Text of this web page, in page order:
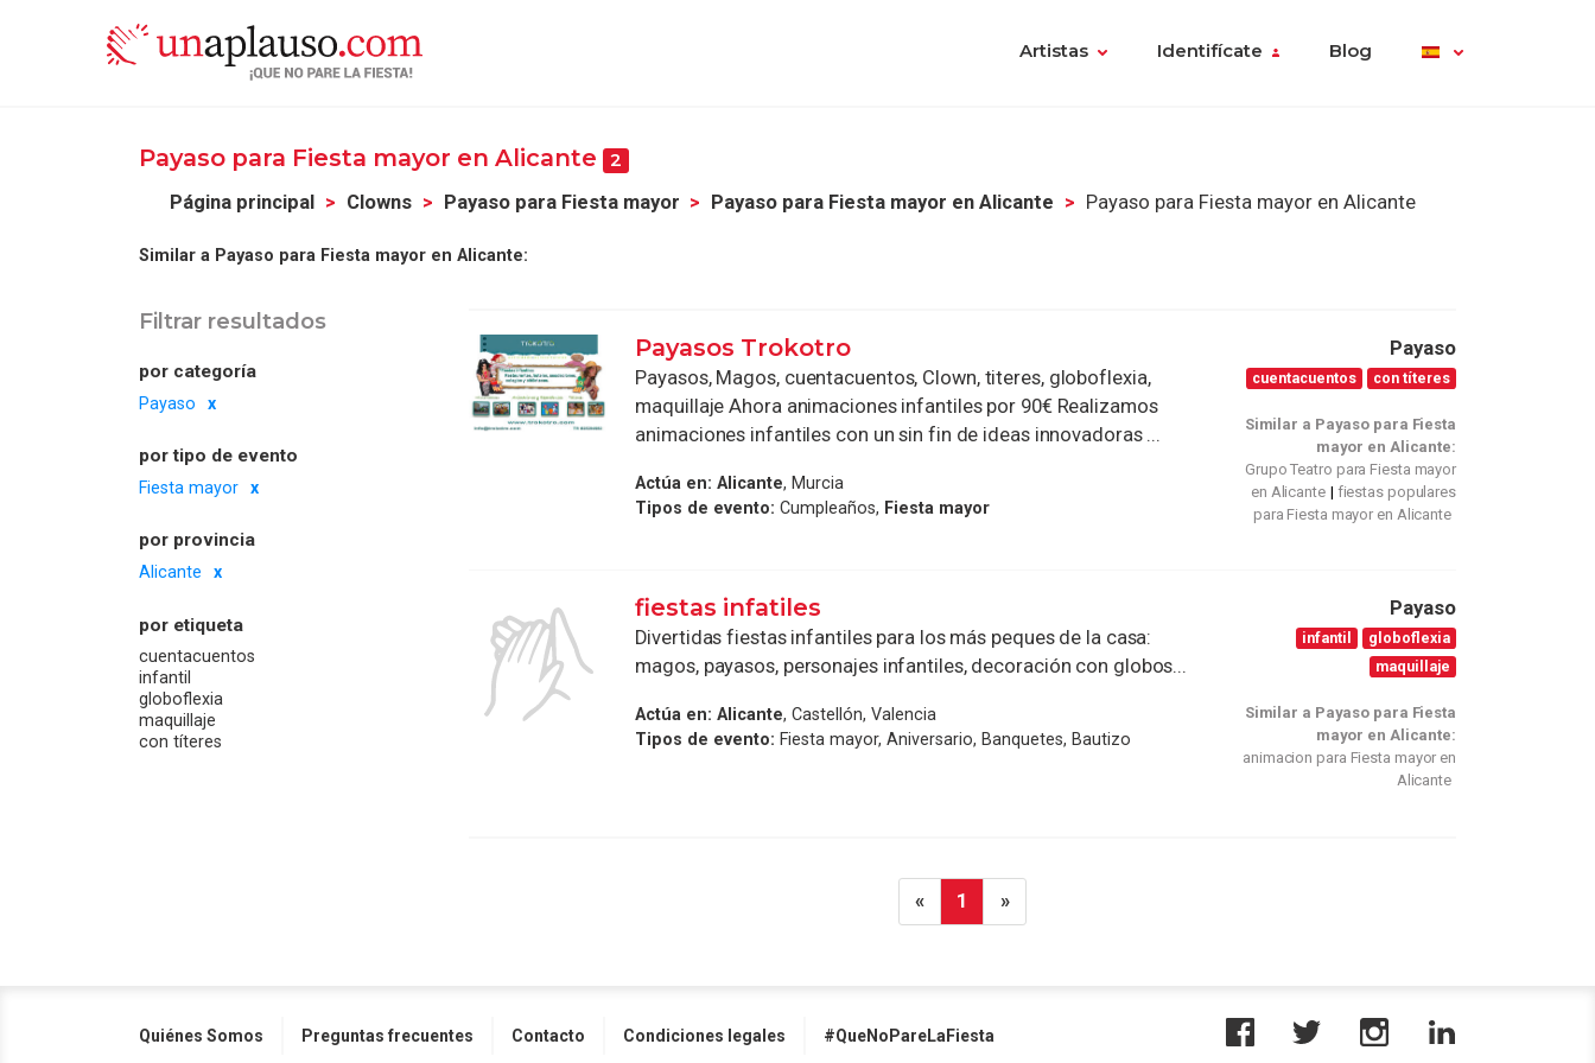
Artistas Identifícate Blog
Payaso para Fiesta mayor en Alicante 2
Página principal Clowns Payaso para Fiesta mayor Payaso para Fiesta mayor en Alicante Payaso para Fiesta mayor en Alicante
Similar a Payaso para Fiesta mayor en Alicante:
Filtrar resultados
por categoría
Payaso
por tipo de evento
Fiesta mayor
por provincia
Alicante
por etiqueta
cuentacuentos
infantil
globoflexia
maquillaje
con títeres
Payasos Trokotro
Payasos, Magos, cuentacuentos, Clown, titeres, globoflexia,
maquillaje Ahora animaciones infantiles por 90€ Realizamos
animaciones infantiles con un sin fin de ideas innovadoras ...
Actúa en: Alicante, Murcia
Tipos de evento: Cumpleaños, Fiesta mayor
Payaso
cuentacuentos con títeres
Similar a Payaso para Fiesta
mayor en Alicante:
Grupo Teatro para Fiesta mayor
en Alicante
fiestas populares
para Fiesta mayor en Alicante
fiestas infatiles
Divertidas fiestas infantiles para los más peques de la casa:
magos, payasos, personajes infantiles, decoración con globos...
Actúa en: Alicante, Castellón, Valencia
Tipos de evento: Fiesta mayor, Aniversario, Banquetes, Bautizo
Payaso
infantil
globoflexia
maquillaje
Similar a Payaso para Fiesta
mayor en Alicante:
animacion para Fiesta mayor en
Alicante
« 1 »
Quiénes Somos Preguntas frecuentes Contacto Condiciones legales #QueNoPareLaFiesta